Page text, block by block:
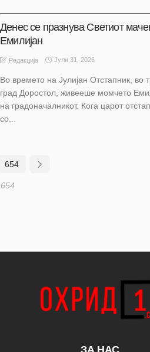
Денес се празнува Светиот
Емилијан
Редакција Јули 31, 2026
Во времето на Јулијан Отстапник, во
град Доростол, живееше момчето
на градоначалникот. Кога царот
со...
654
ЗА НАС